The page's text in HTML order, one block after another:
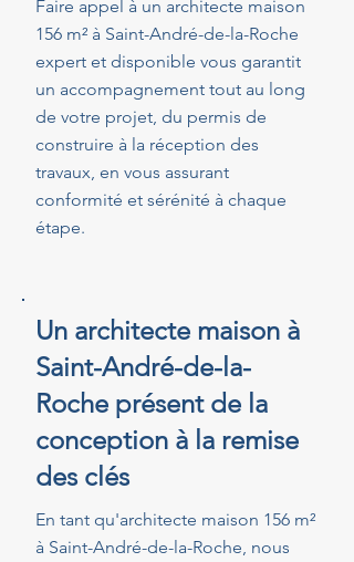
Faire appel à un architecte maison
156 m² à Saint-André-de-la-Roche
expert et disponible vous garantit
un accompagnement tout au long
de votre projet, du permis de
construire à la réception des
travaux, en vous assurant
conformité et sérénité à chaque
étape.
Un architecte maison à
Saint-André-de-la-
Roche présent de la
conception à la remise
des clés
En tant qu'architecte maison 156 m²
à Saint-André-de-la-Roche, nous